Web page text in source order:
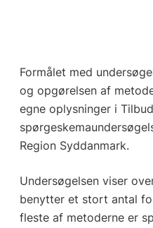
Formålet med
og opgørelsen af
egne oplysninger i
Region Syddanmark.
Undersøgelsen viser
benytter et stort antal
fleste af metoderne er